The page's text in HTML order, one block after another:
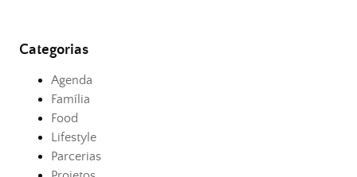
Categorias
Agenda
Família
Food
Lifestyle
Parcerias